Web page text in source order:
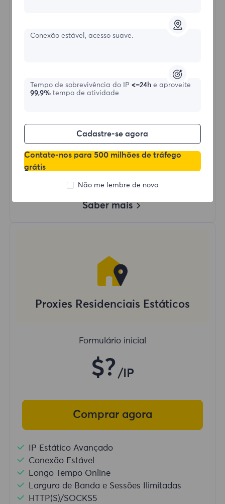
Comprar agora
Uso de Dados Ilimitado
Uso Ilimitado de IP
Mais de 50 regiões ao redor do mundo
País Aleatório
Proxy Residencial Dinâmico Real
Saber mais
Proxies Residenciais Estáticos
Formulário inicial
$? /IP
Comprar agora
IP Estático Avançado
Conexão Estável
Longo Tempo Online
Largura de Banda e Sessões Ilimitadas
HTTP(S)/SOCKS5
Conexão estável, acesso suave.
Tempo de sobrevivência do IP <=24h e aproveite
99,9%tempo de atividade
Cadastre-se agora
Contate-nos para 500 milhões de tráfego
grátis
Não me lembre de novo